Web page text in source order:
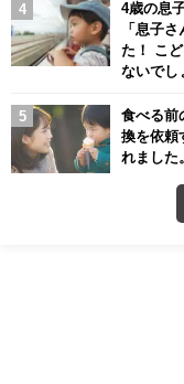
4歳の息
「息子
た！ こ
ないでし
食べる前
換を依頼
れました